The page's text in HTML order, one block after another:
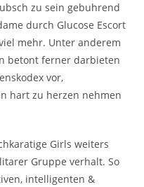
zu sein gebuhrend
durch Glucose Escort
mehr. Unter anderem
betont ferner darbieten
vor,
hart zu herzen nehmen
Girls weiters
Gruppe verhalt. So
intelligenten &